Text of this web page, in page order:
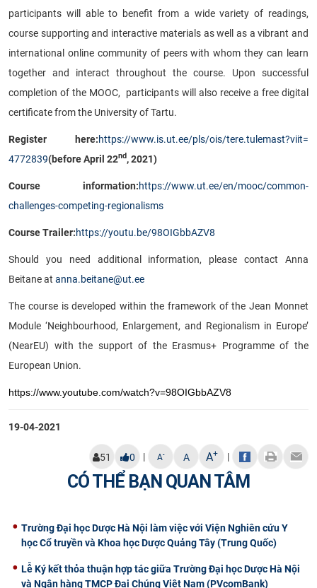
participants will able to benefit from a wide variety of readings,
course supporting and interactive materials as well as avibrant and
international online community of peers with whom they can learn
together and interact throughout the course. Upon successful
completion of the MOOC, participants will also receive a free digital
certificate from the University of Tartu.
Register here:https://www.is.ut.ee/pls/ois/tere.tulemast?viit=
4772839(before April 22nd , 2021)
Course information:https://www.ut.ee/en/mooc/common-
challenges-competing-regionalisms
Course Trailer:https://youtu.be/98OIGbbAZV8
Should you need additional information, please contact Anna
Beitane at anna.beitane@ut.ee
The course is developed within the framework of the Jean Monnet
Module ‘Neighbourhood, Enlargement, and Regionalism in Europe’
(NearEU) with the support of the Erasmus+ Programme of the
European Union.
https://www.youtube.com/watch?v=98OIGbbAZV8
19-04-2021
51 0 | A- A A+ |
CÓ THỂ BẠN QUAN TÂM
Trường Đại học Dược Hà Nội làm việc với Viện Nghiên cứu Y
học Cổ truyền và Khoa học Dược Quảng Tây (Trung Quốc)
Lễ Ký kết thỏa thuận hợp tác giữa Trường Đại học Dược Hà Nội
và Ngân hàng TMCP Đại Chúng Việt Nam (PVcomBank)